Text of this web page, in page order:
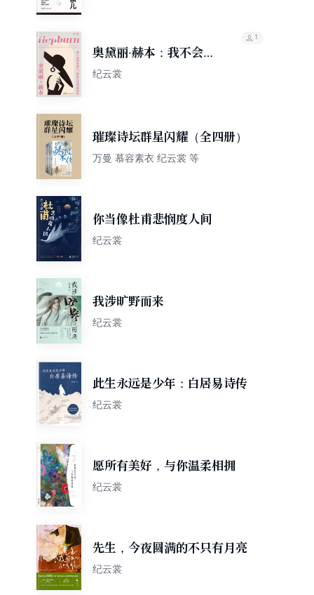
奥黛丽·赫本：我不会试
图摘月，我要月亮奔我
纪云裳
1
璀璨诗坛群星闪耀（全四册）
万曼 慕容素衣 纪云裳 等
你当像杜甫悲悯度人间
纪云裳
我涉旷野而来
纪云裳
此生永远是少年：白居易诗传
纪云裳
愿所有美好，与你温柔相拥
纪云裳
先生，今夜圆满的不只有月亮
纪云裳